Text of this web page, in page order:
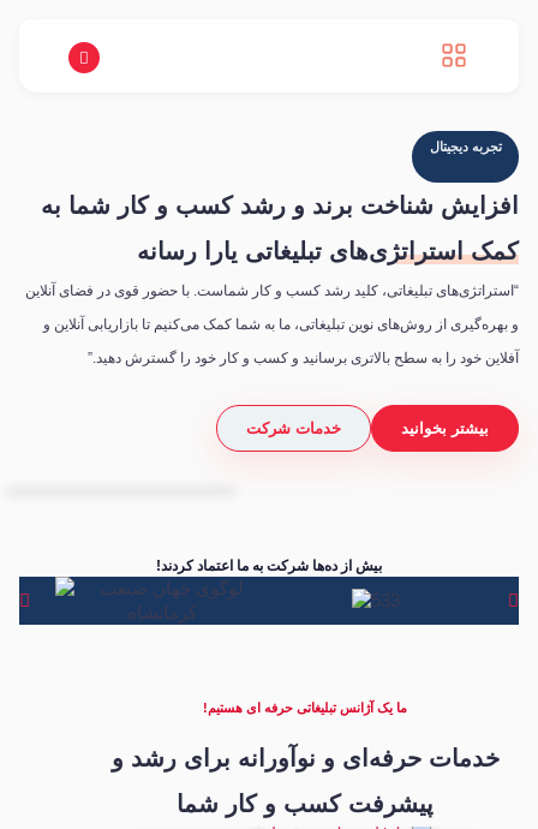
تجربه دیجیتال
افزایش شناخت برند و رشد کسب و کار شما به
کمک استراتژی‌های تبلیغاتی یارا رسانه
“استراتژی‌های تبلیغاتی، کلید رشد کسب و کار شماست. با حضور قوی در فضای آنلاین
و بهره‌گیری از روش‌های نوین تبلیغاتی، ما به شما کمک می‌کنیم تا بازاریابی آنلاین و
آفلاین خود را به سطح بالاتری برسانید و کسب و کار خود را گسترش دهید.”
بیشتر بخوانید خدمات شرکت
بیش از ده‌ها شرکت به ما اعتماد کردند!
ما یک آژانس تبلیغاتی حرفه ای هستیم!
خدمات حرفه‌ای و نوآورانه برای رشد و
پیشرفت کسب و کار شما